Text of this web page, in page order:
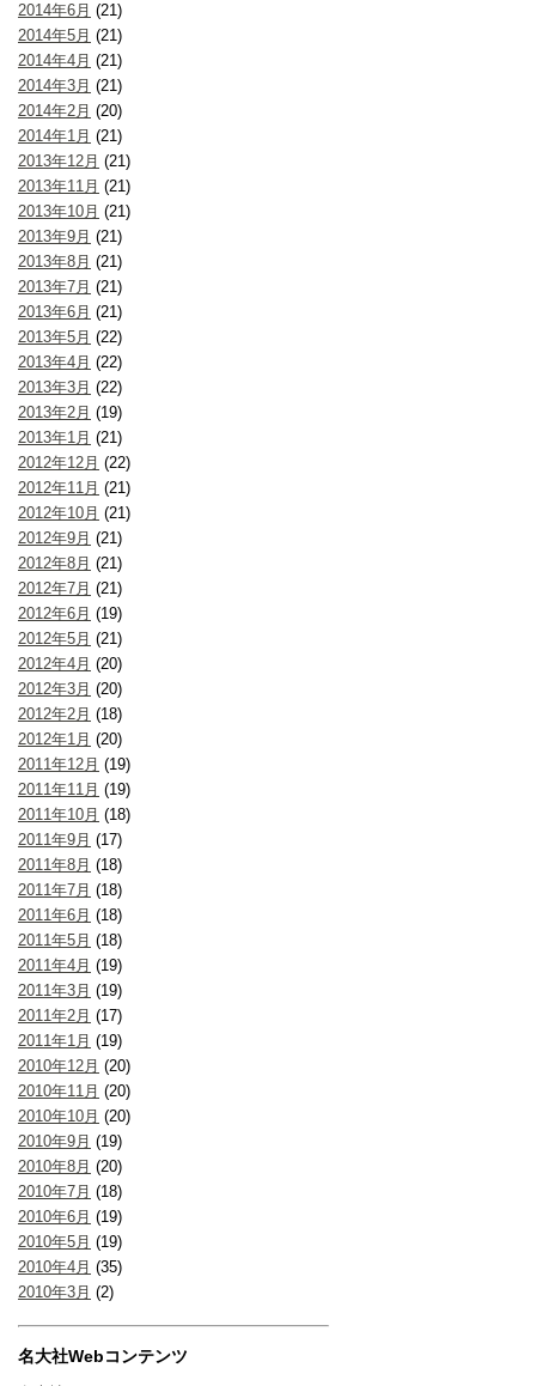
2014年6月 (21)
2014年5月 (21)
2014年4月 (21)
2014年3月 (21)
2014年2月 (20)
2014年1月 (21)
2013年12月 (21)
2013年11月 (21)
2013年10月 (21)
2013年9月 (21)
2013年8月 (21)
2013年7月 (21)
2013年6月 (21)
2013年5月 (22)
2013年4月 (22)
2013年3月 (22)
2013年2月 (19)
2013年1月 (21)
2012年12月 (22)
2012年11月 (21)
2012年10月 (21)
2012年9月 (21)
2012年8月 (21)
2012年7月 (21)
2012年6月 (19)
2012年5月 (21)
2012年4月 (20)
2012年3月 (20)
2012年2月 (18)
2012年1月 (20)
2011年12月 (19)
2011年11月 (19)
2011年10月 (18)
2011年9月 (17)
2011年8月 (18)
2011年7月 (18)
2011年6月 (18)
2011年5月 (18)
2011年4月 (19)
2011年3月 (19)
2011年2月 (17)
2011年1月 (19)
2010年12月 (20)
2010年11月 (20)
2010年10月 (20)
2010年9月 (19)
2010年8月 (20)
2010年7月 (18)
2010年6月 (19)
2010年5月 (19)
2010年4月 (35)
2010年3月 (2)
名大社Webコンテンツ